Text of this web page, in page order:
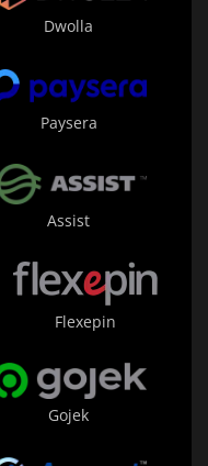
Dwolla
Paysera
Assist
Flexepin
Gojek